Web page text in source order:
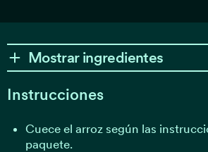
Mostrar ingredientes
Instrucciones
Cuece el arroz según las
paquete.